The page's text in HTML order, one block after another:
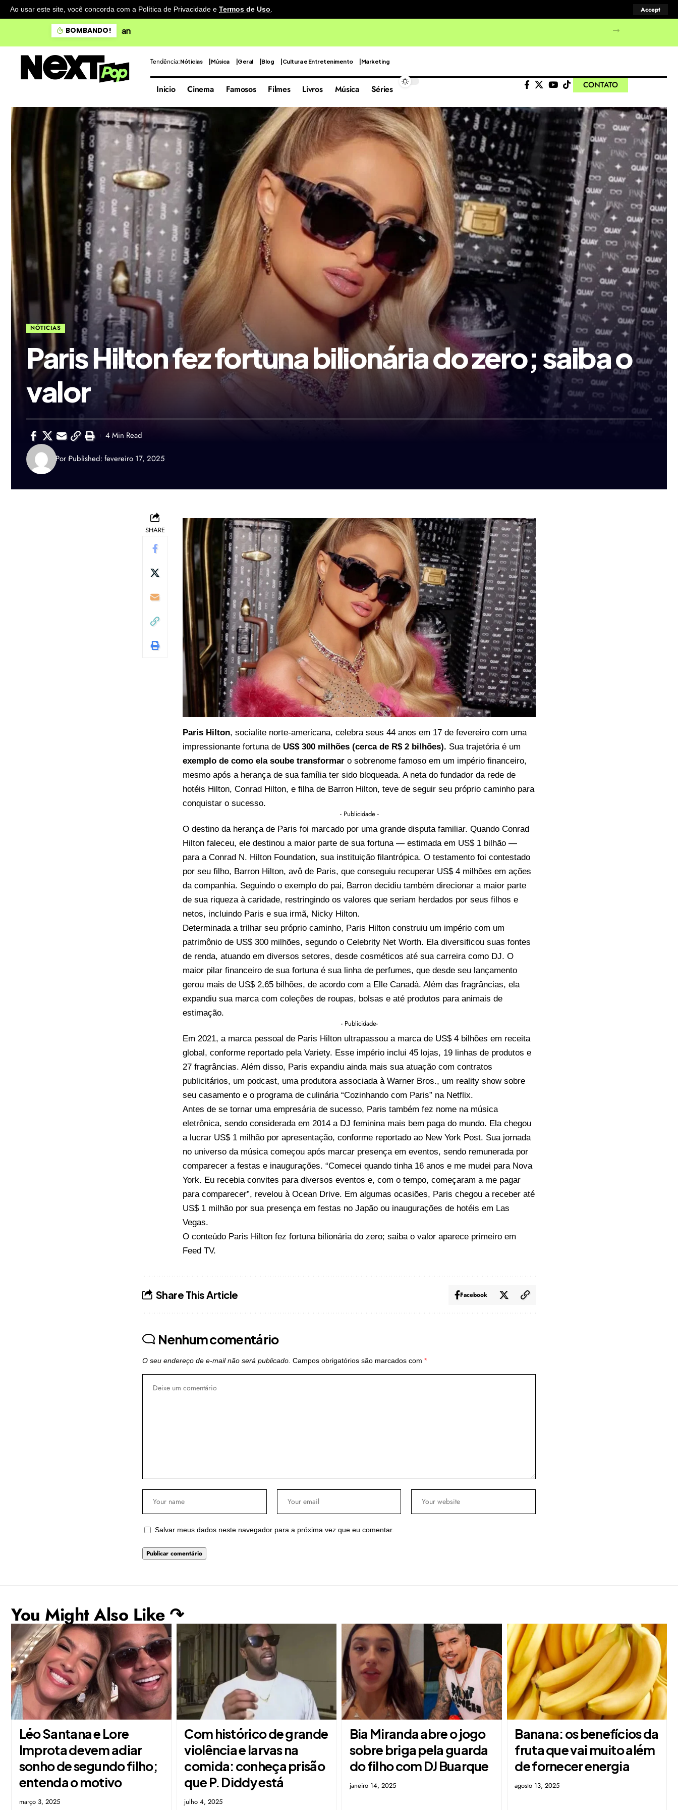
Ao usar este site, você concorda com a Política de Privacidade e Termos de Uso. Accept
BOMBANDO! Doce Maravilha apresenta cenografia reutilizável em sua quarta edição focada nas manifestações populares
Tendência:Nóticias Música Geral Blog Cultura e Entretenimento Marketing
Inicio Cinema Famosos Filmes Livros Música Séries CONTATO
NÓTICIAS
Paris Hilton fez fortuna bilionária do zero; saiba o
valor
Por Published: fevereiro 17, 2025
4 Min Read
SHARE
Paris Hilton, socialite norte-americana, celebra seus 44 anos em 17 de fevereiro com uma
impressionante fortuna de US$ 300 milhões (cerca de R$ 2 bilhões). Sua trajetória é um
exemplo de como ela soube transformar o sobrenome famoso em um império financeiro,
mesmo após a herança de sua família ter sido bloqueada. A neta do fundador da rede de
hotéis Hilton, Conrad Hilton, e filha de Barron Hilton, teve de seguir seu próprio caminho para
conquistar o sucesso.
- Publicidade -
O destino da herança de Paris foi marcado por uma grande disputa familiar. Quando Conrad
Hilton faleceu, ele destinou a maior parte de sua fortuna — estimada em US$ 1 bilhão —
para a Conrad N. Hilton Foundation, sua instituição filantrópica. O testamento foi contestado
por seu filho, Barron Hilton, avô de Paris, que conseguiu recuperar US$ 4 milhões em ações
da companhia. Seguindo o exemplo do pai, Barron decidiu também direcionar a maior parte
de sua riqueza à caridade, restringindo os valores que seriam herdados por seus filhos e
netos, incluindo Paris e sua irmã, Nicky Hilton.
Determinada a trilhar seu próprio caminho, Paris Hilton construiu um império com um
patrimônio de US$ 300 milhões, segundo o Celebrity Net Worth. Ela diversificou suas fontes
de renda, atuando em diversos setores, desde cosméticos até sua carreira como DJ. O
maior pilar financeiro de sua fortuna é sua linha de perfumes, que desde seu lançamento
gerou mais de US$ 2,65 bilhões, de acordo com a Elle Canadá. Além das fragrâncias, ela
expandiu sua marca com coleções de roupas, bolsas e até produtos para animais de
estimação.
- Publicidade-
Em 2021, a marca pessoal de Paris Hilton ultrapassou a marca de US$ 4 bilhões em receita
global, conforme reportado pela Variety. Esse império inclui 45 lojas, 19 linhas de produtos e
27 fragrâncias. Além disso, Paris expandiu ainda mais sua atuação com contratos
publicitários, um podcast, uma produtora associada à Warner Bros., um reality show sobre
seu casamento e o programa de culinária “Cozinhando com Paris” na Netflix.
Antes de se tornar uma empresária de sucesso, Paris também fez nome na música
eletrônica, sendo considerada em 2014 a DJ feminina mais bem paga do mundo. Ela chegou
a lucrar US$ 1 milhão por apresentação, conforme reportado ao New York Post. Sua jornada
no universo da música começou após marcar presença em eventos, sendo remunerada por
comparecer a festas e inaugurações. “Comecei quando tinha 16 anos e me mudei para Nova
York. Eu recebia convites para diversos eventos e, com o tempo, começaram a me pagar
para comparecer”, revelou à Ocean Drive. Em algumas ocasiões, Paris chegou a receber até
US$ 1 milhão por sua presença em festas no Japão ou inaugurações de hotéis em Las
Vegas.
O conteúdo Paris Hilton fez fortuna bilionária do zero; saiba o valor aparece primeiro em
Feed TV.
Share This Article Facebook
Nenhum comentário
O seu endereço de e-mail não será publicado. Campos obrigatórios são marcados com *
Salvar meus dados neste navegador para a próxima vez que eu comentar.
You Might Also Like ↷
Léo Santana e Lore
Improta devem adiar
sonho de segundo filho;
entenda o motivo
março 3, 2025
Com histórico de grande
violência e larvas na
comida: conheça prisão
que P. Diddy está
julho 4, 2025
Bia Miranda abre o jogo
sobre briga pela guarda
do filho com DJ Buarque
janeiro 14, 2025
Banana: os benefícios da
fruta que vai muito além
de fornecer energia
agosto 13, 2025